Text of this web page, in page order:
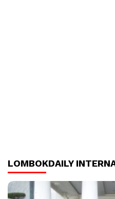
LOMBOKDAILY